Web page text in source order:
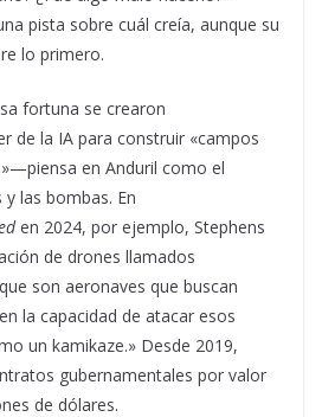
pista sobre cuál creía, aunque su
lo primero.
fortuna se crearon
de la IA para construir «campos
en Anduril como el
las bombas. En
en 2024, por ejemplo, Stephens
de drones llamados
son aeronaves que buscan
la capacidad de atacar esos
un kamikaze.» Desde 2019,
gubernamentales por valor
de dólares.